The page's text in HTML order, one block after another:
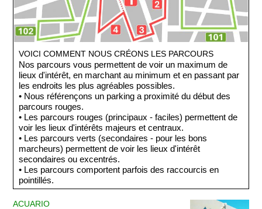
VOICI COMMENT NOUS CRÉONS LES PARCOURS
Nos parcours vous permettent de voir un maximum de
lieux d'intérêt, en marchant au minimum et en passant par
les endroits les plus agréables possibles.
• Nous référençons un parking a proximité du début des
parcours rouges.
• Les parcours rouges (principaux - faciles) permettent de
voir les lieux d'intérêts majeurs et centraux.
• Les parcours verts (secondaires - pour les bons
marcheurs) permettent de voir les lieux d'intérêt
secondaires ou excentrés.
• Les parcours comportent parfois des raccourcis en
pointillés.
ACUARIO